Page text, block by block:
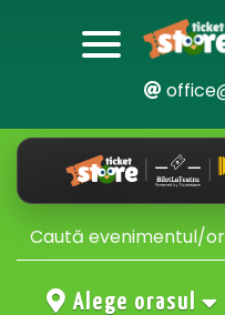
Alege orasul